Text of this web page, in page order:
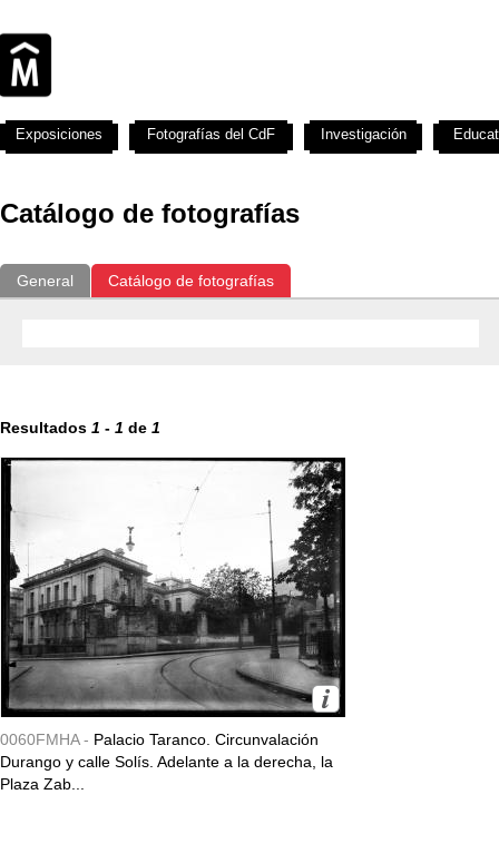
Catálogo de fotografías
General Catálogo de fotografías
Resultados 1 - 1 de 1
0060FMHA - Palacio Taranco. Circunvalación
Durango y calle Solís. Adelante a la derecha, la
Plaza Zab...
Exposiciones Fotografías del CdF Investigación